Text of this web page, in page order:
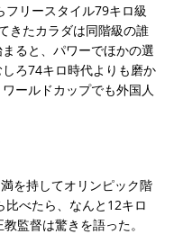
リースタイル79キロ級
きたカラダは同階級の誰
ると、パワーでほかの選
ろ74キロ時代よりも磨か
ールドカップでも外国人
を持してオリンピック階
べたら、なんと12キロ
監督は驚きを語った。